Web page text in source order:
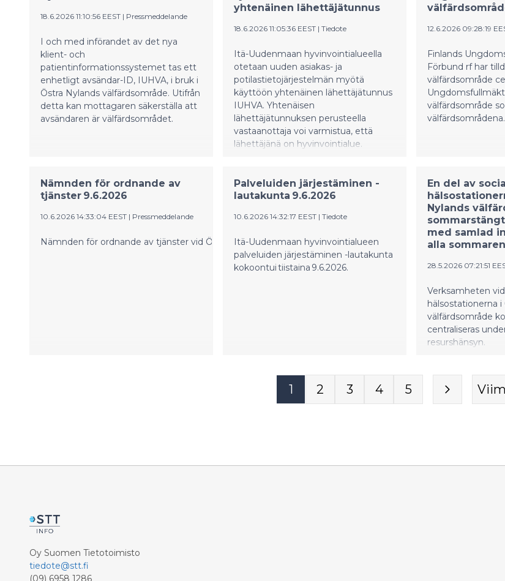
18.6.2026 11:10:56 EEST | Pressmeddelande
I och med införandet av det nya
klient- och
patientinformationssystemet tas ett
enhetligt avsändar-ID, IUHVA, i bruk i
Östra Nylands välfärdsområde. Utifrån
detta kan mottagaren säkerställa att
avsändaren är välfärdsområdet.
yhtenäinen lähettäjätunnus
18.6.2026 11:05:36 EEST | Tiedote
Itä-Uudenmaan hyvinvointialueella
otetaan uuden asiakas- ja
potilastietojärjestelmän myötä
käyttöön yhtenäinen lähettäjätunnus
IUHVA. Yhtenäisen
lähettäjätunnuksen perusteella
vastaanottaja voi varmistua, että
lähettäjänä on hyvinvointialue.
12.6.2026 09:28:19
Finlands
Förbund rf har
välfärdsområde
välfärdsområde
välfärdsområdena.
Nämnden för ordnande av
tjänster 9.6.2026
10.6.2026 14:33:04 EEST | Pressmeddelande
Nämnden för ordnande av tjänster vid Östra Nylands välfärdsområde samlades till möte tisdagen 9.6.2026.
Palveluiden järjestäminen -
lautakunta 9.6.2026
10.6.2026 14:32:17 EEST | Tiedote
Itä-Uudenmaan hyvinvointialueen
palveluiden järjestäminen -lautakunta
kokoontui tiistaina 9.6.2026.
En del av
Nylands
med samlad
alla
28.5.2026 07:21:51
Verksamheten
hälsostationerna i
välfärdsområde
centraliseras
resurshänsyn.
1 2 3 4 5
Oy Suomen Tietotoimisto
tiedote@stt.fi
(09) 6958 1286